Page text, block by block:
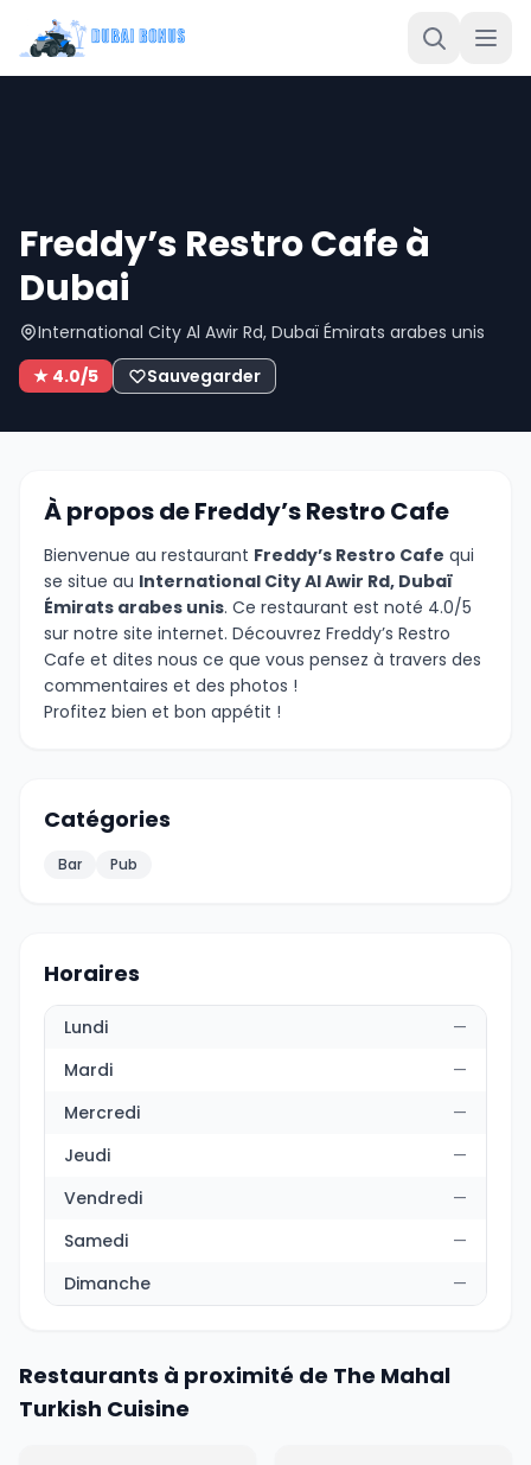
Freddy’s Restro Cafe à
Dubai
International City Al Awir Rd, Dubaï Émirats arabes unis
★ 4.0/5
Sauvegarder
À propos de Freddy’s Restro Cafe
Bienvenue au restaurant Freddy’s Restro Cafe qui
se situe au International City Al Awir Rd, Dubaï
Émirats arabes unis. Ce restaurant est noté 4.0/5
sur notre site internet. Découvrez Freddy’s Restro
Cafe et dites nous ce que vous pensez à travers des
commentaires et des photos !
Profitez bien et bon appétit !
Catégories
Bar Pub
Horaires
Lundi
—
Mardi
—
Mercredi
—
Jeudi
—
Vendredi
—
Samedi
—
Dimanche
—
Restaurants à proximité de The Mahal
Turkish Cuisine